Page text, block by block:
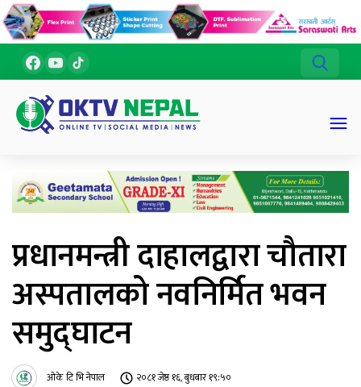
प्रधानमन्त्री दाहालद्वारा चौतारा
अस्पतालको नवनिर्मित भवन
समुद्घाटन
ओके टि भि नेपाल २०८१ जेष्ठ १६, बुधबार १९:५०